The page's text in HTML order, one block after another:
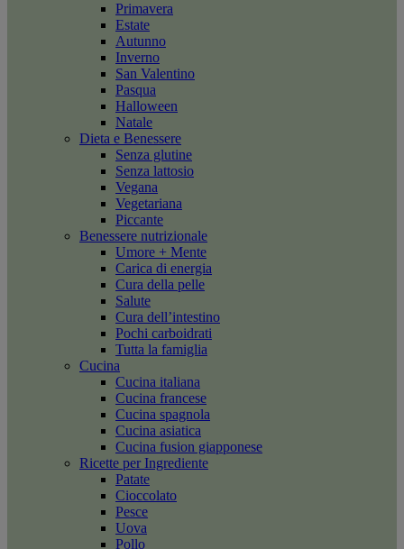
Primavera
Estate
Autunno
Inverno
San Valentino
Pasqua
Halloween
Natale
Dieta e Benessere
Senza glutine
Senza lattosio
Vegana
Vegetariana
Piccante
Benessere nutrizionale
Umore + Mente
Carica di energia
Cura della pelle
Salute
Cura dell’intestino
Pochi carboidrati
Tutta la famiglia
Cucina
Cucina italiana
Cucina francese
Cucina spagnola
Cucina asiatica
Cucina fusion giapponese
Ricette per Ingrediente
Patate
Cioccolato
Pesce
Uova
Pollo